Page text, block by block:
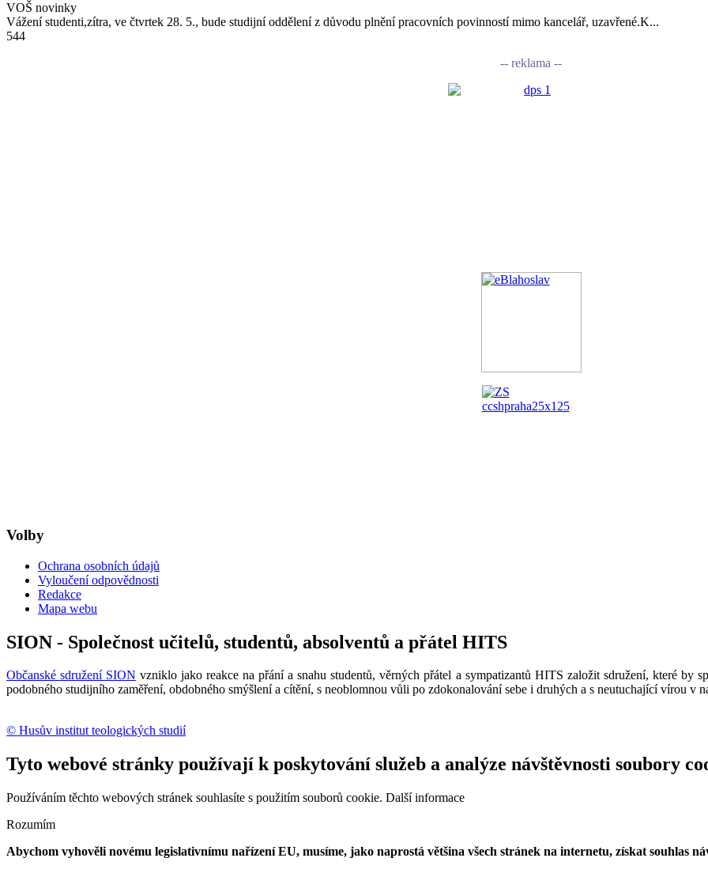
VOŠ novinky
Vážení studenti,zítra, ve čtvrtek 28. 5., bude studijní oddělení z důvodu plnění pracovních povinností mimo kancelář, uzavřené.K...
544
-- reklama --
Volby
Ochrana osobních údajů
Vyloučení odpovědnosti
Redakce
Mapa webu
SION - Společnost učitelů, studentů, absolventů a přátel HITS
Občanské sdružení SION vzniklo jako reakce na přání a snahu studentů, věrných přátel a sympatizantů HITS založit sdružení, které by
podobného studijního zaměření, obdobného smýšlení a cítění, s neoblomnou vůli po zdokonalování sebe i druhých a s neutuchající vírou v
© Husův institut teologických studií
Tyto webové stránky používají k poskytování služeb a analýze návštěvnosti soubory
Používáním těchto webových stránek souhlasíte s použitím souborů cookie. Další informace
Rozumím
Abychom vyhověli novému legislativnímu nařízení EU, musíme, jako naprostá většina všech stránek na internetu, získat souhlas